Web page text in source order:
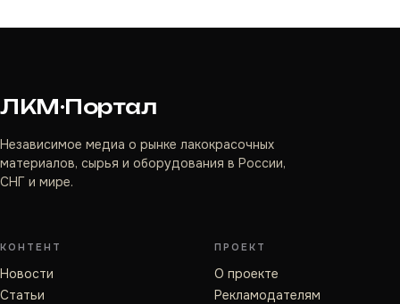
ЛКМ·Портал
Независимое медиа о рынке лакокрасочных
материалов, сырья и оборудования в России,
СНГ и мире.
КОНТЕНТ
Новости
Статьи
ПРОЕКТ
О проекте
Рекламодателям